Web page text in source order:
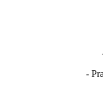
-